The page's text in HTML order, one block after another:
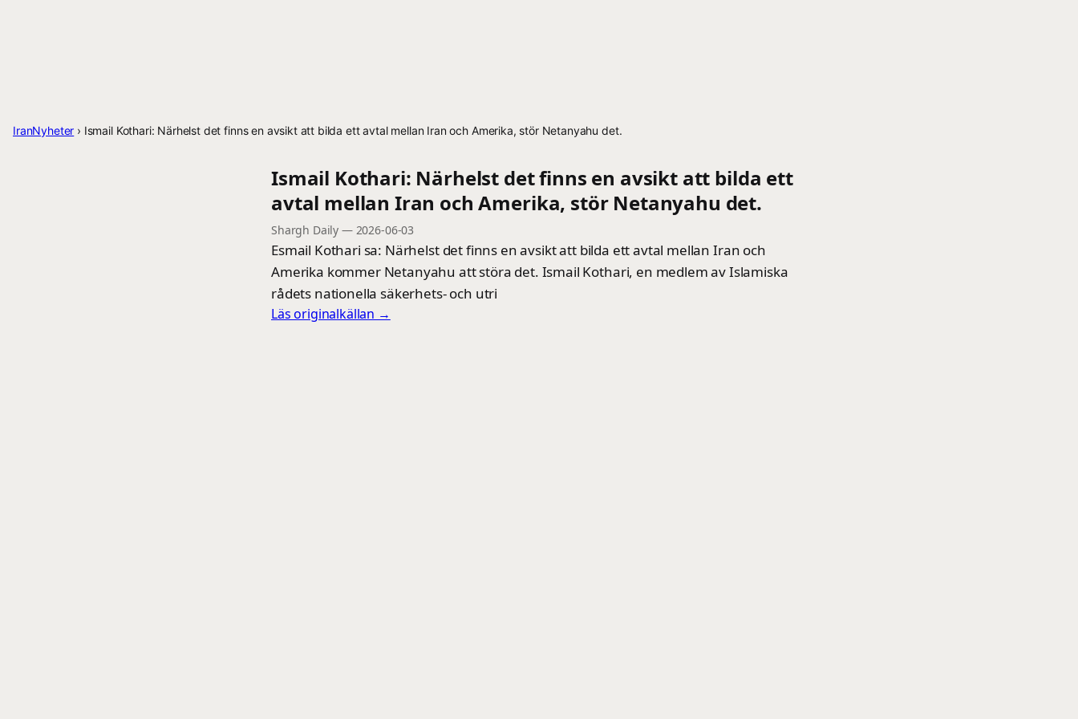
IranNyheter › Ismail Kothari: Närhelst det finns en avsikt att bilda ett avtal mellan Iran och Amerika, stör Netanyahu det.
Ismail Kothari: Närhelst det finns en avsikt att bilda ett
avtal mellan Iran och Amerika, stör Netanyahu det.
Shargh Daily — 2026-06-03
Esmail Kothari sa: Närhelst det finns en avsikt att bilda ett avtal mellan Iran och
Amerika kommer Netanyahu att störa det. Ismail Kothari, en medlem av Islamiska
rådets nationella säkerhets- och utri
Läs originalkällan →